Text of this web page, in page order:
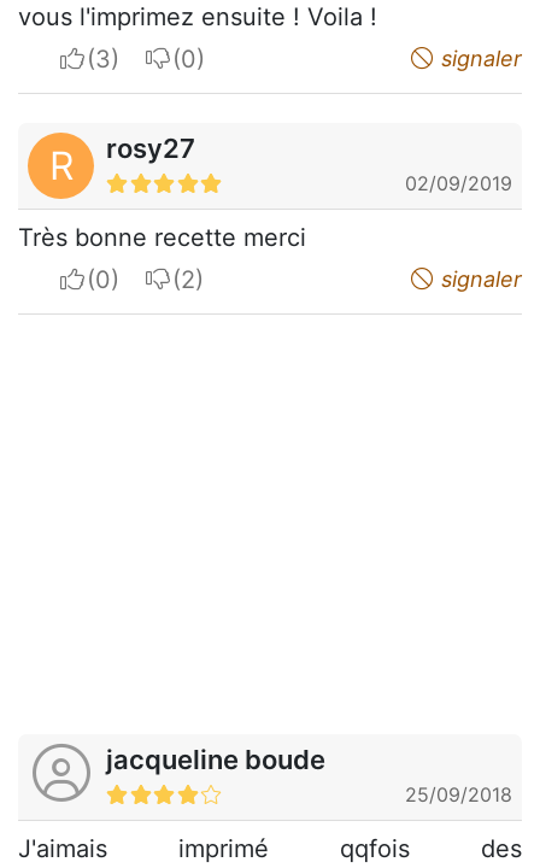
vous l'imprimez ensuite ! Voila !
I apreciateI do not appreciate signaler
R rosy27
02/09/2019
Très bonne recette merci
I apreciateI do not appreciate signaler
jacqueline boude
25/09/2018
J'aimais imprimé qqfois des